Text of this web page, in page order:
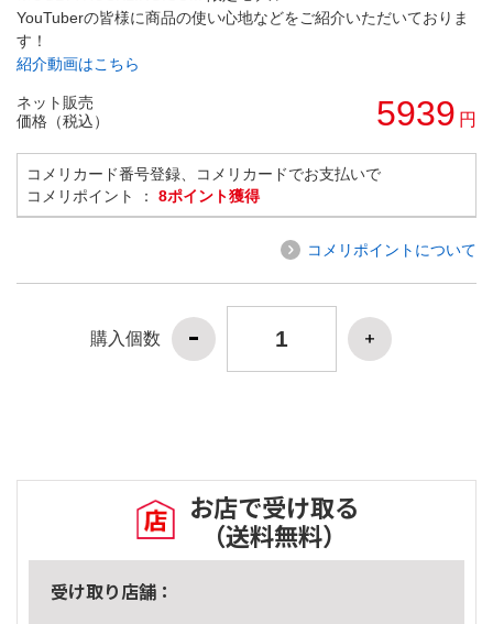
YouTuberの皆様に商品の使い心地などをご紹介いただいておりま
す！
紹介動画はこちら
ネット販売
価格（税込）
5939 円
コメリカード番号登録、コメリカードでお支払いで
コメリポイント ： 8ポイント獲得
コメリポイントについて
購入個数
お店で受け取る
（送料無料）
受け取り店舗：